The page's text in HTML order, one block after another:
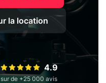
la location
4.9
sur de +25 000 avis